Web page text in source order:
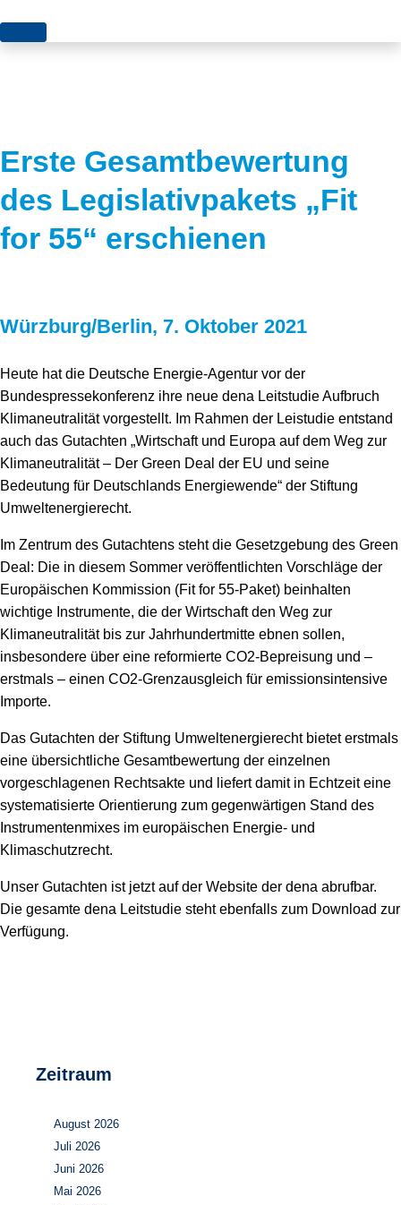
Themen
Flächen
Genehmigungen
Grundsatzfragen
Netze
Sektorenkopplung
Stromerzeugung
Wärme
News
Blog
Karriere
Stiftungsporträt
Team
Forschungsnetzwerk
Bibliothek
Newsletter
Schriften zum Umweltenergierecht
Erste Gesamtbewertung
des Legislativpakets „Fit
for 55“ erschienen
Würzburg/Berlin, 7. Oktober 2021
Heute hat die Deutsche Energie-Agentur vor der
Bundespressekonferenz ihre neue dena Leitstudie Aufbruch
Klimaneutralität vorgestellt. Im Rahmen der Leistudie entstand
auch das Gutachten „Wirtschaft und Europa auf dem Weg zur
Klimaneutralität – Der Green Deal der EU und seine
Bedeutung für Deutschlands Energiewende“ der Stiftung
Umweltenergierecht.
Im Zentrum des Gutachtens steht die Gesetzgebung des Green
Deal: Die in diesem Sommer veröffentlichten Vorschläge der
Europäischen Kommission (Fit for 55-Paket) beinhalten
wichtige Instrumente, die der Wirtschaft den Weg zur
Klimaneutralität bis zur Jahrhundertmitte ebnen sollen,
insbesondere über eine reformierte CO2-Bepreisung und –
erstmals – einen CO2-Grenzausgleich für emissionsintensive
Importe.
Das Gutachten der Stiftung Umweltenergierecht bietet erstmals
eine übersichtliche Gesamtbewertung der einzelnen
vorgeschlagenen Rechtsakte und liefert damit in Echtzeit eine
systematisierte Orientierung zum gegenwärtigen Stand des
Instrumentenmixes im europäischen Energie- und
Klimaschutzrecht.
Unser Gutachten ist jetzt auf der Website der dena abrufbar.
Die gesamte dena Leitstudie steht ebenfalls zum Download zur
Verfügung.
Zeitraum
August 2026
Juli 2026
Juni 2026
Mai 2026